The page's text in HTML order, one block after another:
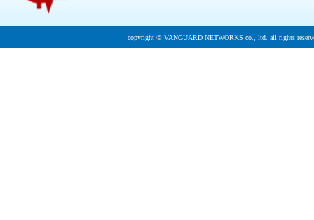
copyright © VANGUARD NETWORKS co., ltd. all rights